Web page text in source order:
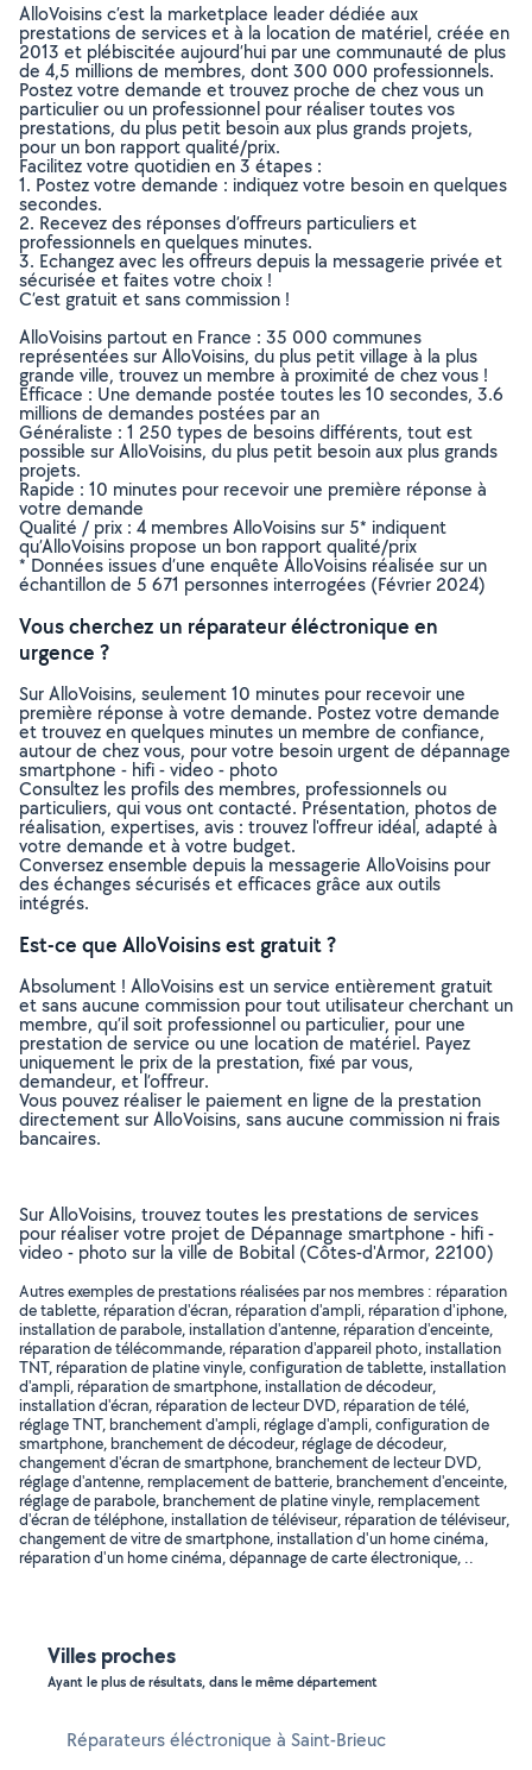
AlloVoisins c’est la marketplace leader dédiée aux
prestations de services et à la location de matériel, créée en
2013 et plébiscitée aujourd’hui par une communauté de plus
de 4,5 millions de membres, dont 300 000 professionnels.
Postez votre demande et trouvez proche de chez vous un
particulier ou un professionnel pour réaliser toutes vos
prestations, du plus petit besoin aux plus grands projets,
pour un bon rapport qualité/prix.
Facilitez votre quotidien en 3 étapes :
1. Postez votre demande : indiquez votre besoin en quelques
secondes.
2. Recevez des réponses d’offreurs particuliers et
professionnels en quelques minutes.
3. Echangez avec les offreurs depuis la messagerie privée et
sécurisée et faites votre choix !
C’est gratuit et sans commission !
AlloVoisins partout en France : 35 000 communes
représentées sur AlloVoisins, du plus petit village à la plus
grande ville, trouvez un membre à proximité de chez vous !
Efficace : Une demande postée toutes les 10 secondes, 3.6
millions de demandes postées par an
Généraliste : 1 250 types de besoins différents, tout est
possible sur AlloVoisins, du plus petit besoin aux plus grands
projets.
Rapide : 10 minutes pour recevoir une première réponse à
votre demande
Qualité / prix : 4 membres AlloVoisins sur 5* indiquent
qu’AlloVoisins propose un bon rapport qualité/prix
* Données issues d’une enquête AlloVoisins réalisée sur un
échantillon de 5 671 personnes interrogées (Février 2024)
Vous cherchez un réparateur éléctronique en
urgence ?
Sur AlloVoisins, seulement 10 minutes pour recevoir une
première réponse à votre demande. Postez votre demande
et trouvez en quelques minutes un membre de confiance,
autour de chez vous, pour votre besoin urgent de dépannage
smartphone - hifi - video - photo
Consultez les profils des membres, professionnels ou
particuliers, qui vous ont contacté. Présentation, photos de
réalisation, expertises, avis : trouvez l'offreur idéal, adapté à
votre demande et à votre budget.
Conversez ensemble depuis la messagerie AlloVoisins pour
des échanges sécurisés et efficaces grâce aux outils
intégrés.
Est-ce que AlloVoisins est gratuit ?
Absolument ! AlloVoisins est un service entièrement gratuit
et sans aucune commission pour tout utilisateur cherchant un
membre, qu’il soit professionnel ou particulier, pour une
prestation de service ou une location de matériel. Payez
uniquement le prix de la prestation, fixé par vous,
demandeur, et l’offreur.
Vous pouvez réaliser le paiement en ligne de la prestation
directement sur AlloVoisins, sans aucune commission ni frais
bancaires.
Sur AlloVoisins, trouvez toutes les prestations de services
pour réaliser votre projet de Dépannage smartphone - hifi -
video - photo sur la ville de Bobital (Côtes-d'Armor, 22100)
Autres exemples de prestations réalisées par nos membres : réparation
de tablette, réparation d'écran, réparation d'ampli, réparation d'iphone,
installation de parabole, installation d'antenne, réparation d'enceinte,
réparation de télécommande, réparation d'appareil photo, installation
TNT, réparation de platine vinyle, configuration de tablette, installation
d'ampli, réparation de smartphone, installation de décodeur,
installation d'écran, réparation de lecteur DVD, réparation de télé,
réglage TNT, branchement d'ampli, réglage d'ampli, configuration de
smartphone, branchement de décodeur, réglage de décodeur,
changement d'écran de smartphone, branchement de lecteur DVD,
réglage d'antenne, remplacement de batterie, branchement d'enceinte,
réglage de parabole, branchement de platine vinyle, remplacement
d'écran de téléphone, installation de téléviseur, réparation de téléviseur,
changement de vitre de smartphone, installation d'un home cinéma,
réparation d'un home cinéma, dépannage de carte électronique, ..
Villes proches
Ayant le plus de résultats, dans le même département
Réparateurs éléctronique à Saint-Brieuc